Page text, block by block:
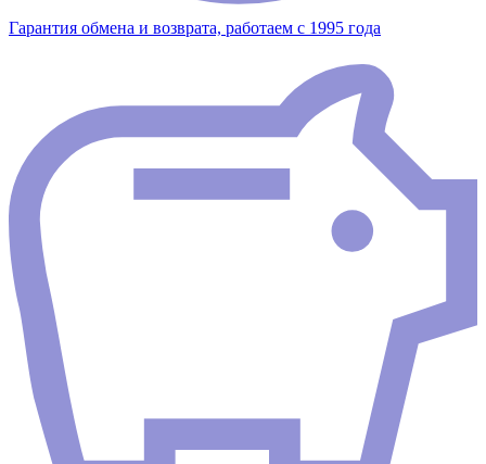
Гарантия обмена и возврата, работаем с 1995 года